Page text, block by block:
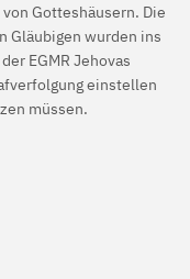
Gotteshäusern. Die
Gläubigen wurden ins
EGMR Jehovas
einstellen
müssen.